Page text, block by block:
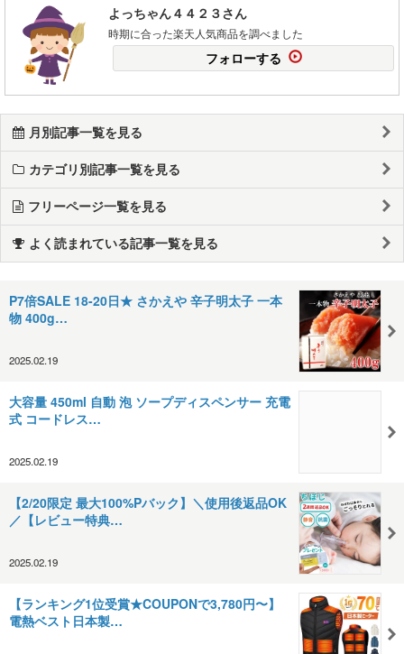
よっちゃん４４２３さん
時期に合った楽天人気商品を調べました
フォローする
月別記事一覧を見る
カテゴリ別記事一覧を見る
フリーページ一覧を見る
よく読まれている記事一覧を見る
P7倍SALE 18-20日★ さかえや 辛子明太子 一本
物 400g…
2025.02.19
大容量 450ml 自動 泡 ソープディスペンサー 充電
式 コードレス…
2025.02.19
【2/20限定 最大100%Pバック】＼使用後返品OK
／【レビュー特典…
2025.02.19
【ランキング1位受賞★COUPONで3,780円〜】
電熱ベスト日本製…